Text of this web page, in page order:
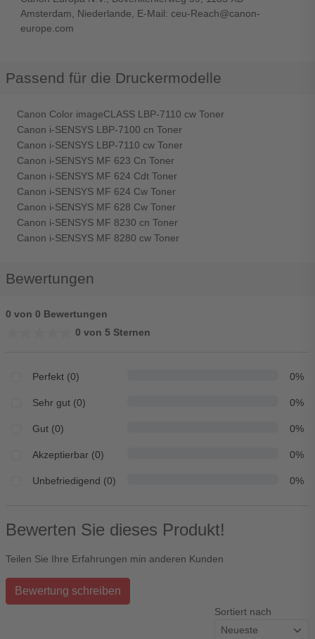
Amsterdam, Niederlande, E-Mail: ceu-Reach@canon-
europe.com
Passend für die Druckermodelle
Canon Color imageCLASS LBP-7110 cw Toner
Canon i-SENSYS LBP-7100 cn Toner
Canon i-SENSYS LBP-7110 cw Toner
Canon i-SENSYS MF 623 Cn Toner
Canon i-SENSYS MF 624 Cdt Toner
Canon i-SENSYS MF 624 Cw Toner
Canon i-SENSYS MF 628 Cw Toner
Canon i-SENSYS MF 8230 cn Toner
Canon i-SENSYS MF 8280 cw Toner
Bewertungen
0 von 0 Bewertungen
0 von 5 Sternen
Perfekt (0) 0%
Sehr gut (0) 0%
Gut (0) 0%
Akzeptierbar (0) 0%
Unbefriedigend (0) 0%
Bewerten Sie dieses Produkt!
Teilen Sie Ihre Erfahrungen min anderen Kunden
Bewertung schreiben
Sortiert nach